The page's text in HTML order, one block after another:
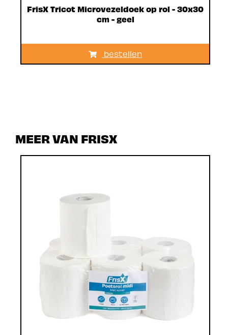
FrisX Tricot Microvezeldoek op rol - 30x30
cm - geel
bestellen
MEER VAN FRISX